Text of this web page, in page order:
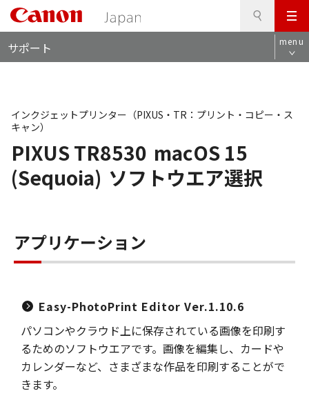
メ
ニ
ュ
サポート menu
PIXUS TR8530 macOS 15
(Sequoia) ソフトウエア選択
インクジェットプリンター（PIXUS・TR：プリント・コピー・ス
キャン）
アプリケーション
Easy-PhotoPrint Editor Ver.1.10.6
パソコンやクラウド上に保存されている画像を印刷す
るためのソフトウエアです。画像を編集し、カードや
カレンダーなど、さまざまな作品を印刷することがで
きます。